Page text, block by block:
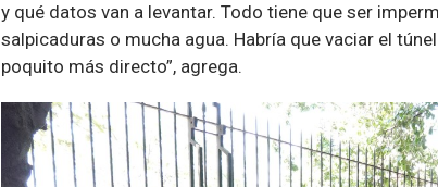
y qué datos van a levantar. Todo tiene que ser
salpicaduras o mucha agua. Habría que vaciar el
poquito más directo”, agrega.